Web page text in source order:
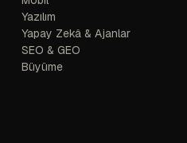
Yazılım
Yapay Zekâ & Ajanlar
SEO & GEO
Büyüme